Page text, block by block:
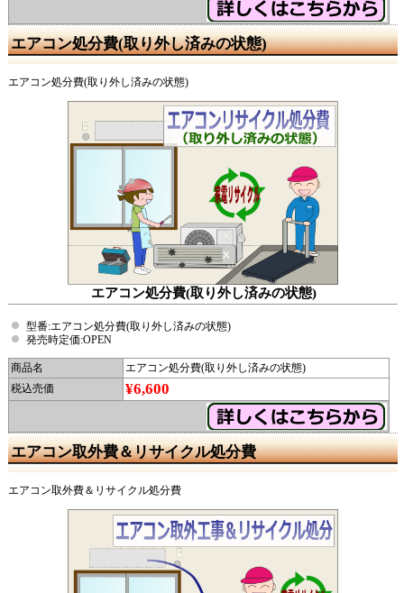
エアコン処分費(取り外し済みの状態)
エアコン処分費(取り外し済みの状態)
エアコン処分費(取り外し済みの状態)
型番:エアコン処分費(取り外し済みの状態)
発売時定価:OPEN
商品名
エアコン処分費(取り外し済みの状態)
税込売価
¥6,600
エアコン取外費＆リサイクル処分費
エアコン取外費＆リサイクル処分費